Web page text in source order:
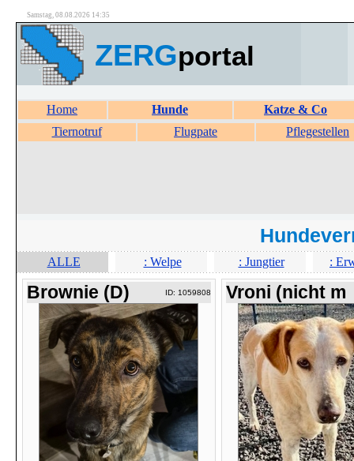
Samstag, 08.08.2026 14:35
ZERGportal
Home Hunde
Katze & Co
Tiernotruf
Flugpate Pflegestellen
ALLE : Welpe : Jungtier :
Brownie (D) ID: 1059808 Vroni (nicht m